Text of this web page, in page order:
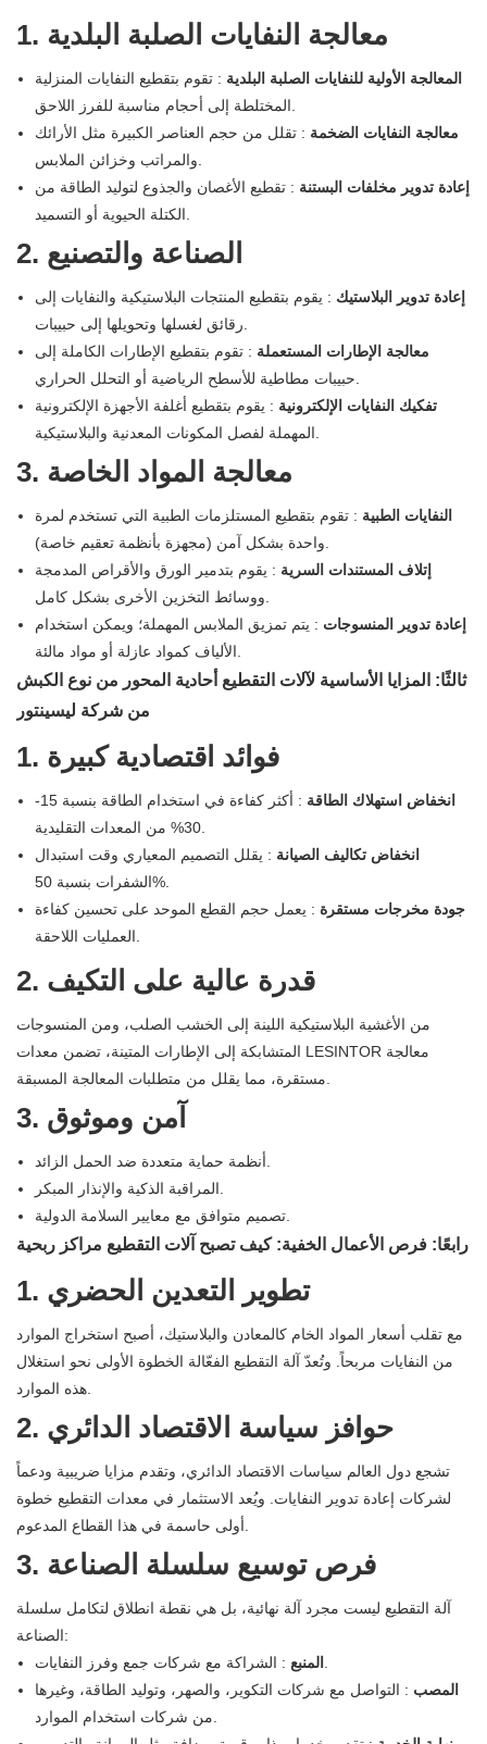
1. معالجة النفايات الصلبة البلدية
المعالجة الأولية للنفايات الصلبة البلدية : تقوم بتقطيع النفايات المنزلية
المختلطة إلى أحجام مناسبة للفرز اللاحق.
معالجة النفايات الضخمة : تقلل من حجم العناصر الكبيرة مثل الأرائك
والمراتب وخزائن الملابس.
إعادة تدوير مخلفات البستنة : تقطيع الأغصان والجذوع لتوليد الطاقة من
الكتلة الحيوية أو التسميد.
2. الصناعة والتصنيع
إعادة تدوير البلاستيك : يقوم بتقطيع المنتجات البلاستيكية والنفايات إلى
رقائق لغسلها وتحويلها إلى حبيبات.
معالجة الإطارات المستعملة : تقوم بتقطيع الإطارات الكاملة إلى
حبيبات مطاطية للأسطح الرياضية أو التحلل الحراري.
تفكيك النفايات الإلكترونية : يقوم بتقطيع أغلفة الأجهزة الإلكترونية
المهملة لفصل المكونات المعدنية والبلاستيكية.
3. معالجة المواد الخاصة
النفايات الطبية : تقوم بتقطيع المستلزمات الطبية التي تستخدم لمرة
واحدة بشكل آمن (مجهزة بأنظمة تعقيم خاصة).
إتلاف المستندات السرية : يقوم بتدمير الورق والأقراص المدمجة
ووسائط التخزين الأخرى بشكل كامل.
إعادة تدوير المنسوجات : يتم تمزيق الملابس المهملة؛ ويمكن استخدام
الألياف كمواد عازلة أو مواد مالئة.
ثالثًا: المزايا الأساسية لآلات التقطيع أحادية المحور من نوع الكبش
من شركة ليسينتور
1. فوائد اقتصادية كبيرة
انخفاض استهلاك الطاقة
: أكثر كفاءة في استخدام الطاقة بنسبة 15-
30% من المعدات التقليدية.
انخفاض تكاليف الصيانة : يقلل التصميم المعياري وقت استبدال
الشفرات بنسبة 50%.
جودة مخرجات مستقرة : يعمل حجم القطع الموحد على تحسين كفاءة
العمليات اللاحقة.
2. قدرة عالية على التكيف
من الأغشية البلاستيكية اللينة إلى الخشب الصلب، ومن المنسوجات
المتشابكة إلى الإطارات المتينة، تضمن معدات LESINTOR معالجة
مستقرة، مما يقلل من متطلبات المعالجة المسبقة.
3. آمن وموثوق
أنظمة حماية متعددة ضد الحمل الزائد.
المراقبة الذكية والإنذار المبكر.
تصميم متوافق مع معايير السلامة الدولية.
رابعًا: فرص الأعمال الخفية: كيف تصبح آلات التقطيع مراكز ربحية
1. تطوير التعدين الحضري
مع تقلب أسعار المواد الخام كالمعادن والبلاستيك، أصبح استخراج الموارد
من النفايات مربحاً. وتُعدّ آلة التقطيع الفعّالة الخطوة الأولى نحو استغلال
هذه الموارد.
2. حوافز سياسة الاقتصاد الدائري
تشجع دول العالم سياسات الاقتصاد الدائري، وتقدم مزايا ضريبية ودعماً
لشركات إعادة تدوير النفايات. ويُعد الاستثمار في معدات التقطيع خطوة
أولى حاسمة في هذا القطاع المدعوم.
3. فرص توسيع سلسلة الصناعة
آلة التقطيع ليست مجرد آلة نهائية، بل هي نقطة انطلاق لتكامل سلسلة
الصناعة:
المنبع : الشراكة مع شركات جمع وفرز النفايات.
المصب : التواصل مع شركات التكوير، والصهر، وتوليد الطاقة، وغيرها
من شركات استخدام الموارد.